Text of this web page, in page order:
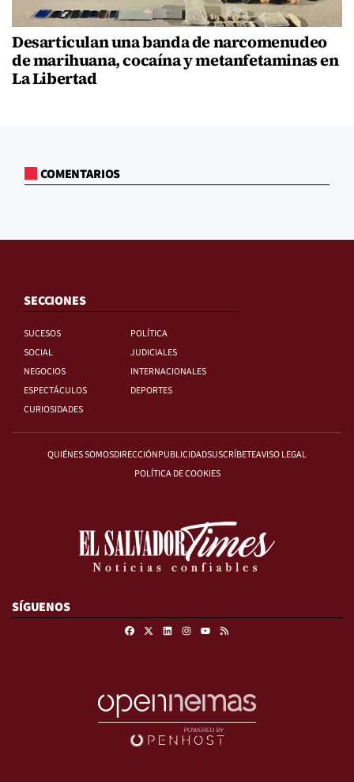
Desarticulan una banda de narcomenudeo
de marihuana, cocaína y metanfetaminas en
La Libertad
COMENTARIOS
SECCIONES
SUCESOS
POLÍTICA
SOCIAL
JUDICIALES
NEGOCIOS
INTERNACIONALES
ESPECTÁCULOS
DEPORTES
CURIOSIDADES
QUIÉNES SOMOSDIRECCIÓNPUBLICIDADSUSCRÍBETEAVISO LEGAL
POLÍTICA DE COOKIES
SÍGUENOS
FacebookLinkedinInstagram